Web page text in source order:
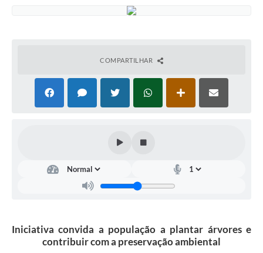
Defesa Civil
Listagem dos CEPs de Vinhedo
COMPARTILHAR
Iniciativa convida a população a plantar árvores e
contribuir com a preservação ambiental